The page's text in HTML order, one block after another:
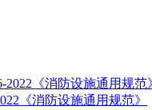
《消防设施通用规范》